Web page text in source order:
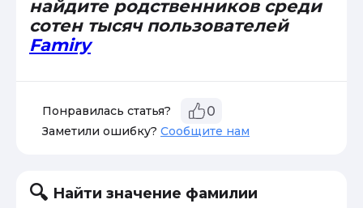
найдите родственников среди
сотен тысяч пользователей
Famiry
Понравилась статья? 0
Заметили ошибку? Сообщите нам
Найти значение фамилии